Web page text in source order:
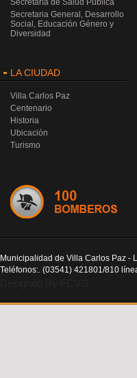
Secretaría de Salud Pública
Secretaria General, Desarrollo
Social, Educación Género y
Diversidad
LA CIUDAD
Villa Carlos Paz
Centenario
Historia
Ubicación
Turismo
Municipalidad de Villa Carlos Paz -
Teléfonos:. (03541) 421801/810